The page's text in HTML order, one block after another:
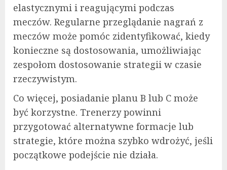
elastycznymi i reagującymi podczas
meczów. Regularne przeglądanie nagrań z
meczów może pomóc zidentyfikować, kiedy
konieczne są dostosowania, umożliwiając
zespołom dostosowanie strategii w czasie
rzeczywistym.
Co więcej, posiadanie planu B lub C może
być korzystne. Trenerzy powinni
przygotować alternatywne formacje lub
strategie, które można szybko wdrożyć, jeśli
początkowe podejście nie działa.